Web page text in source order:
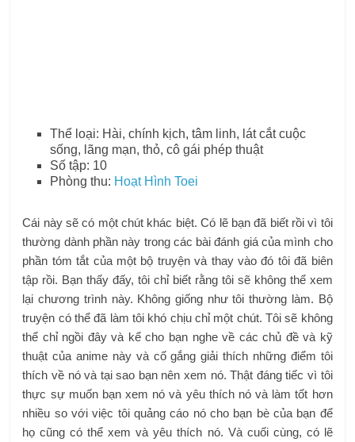
Thể loại: Hài, chính kịch, tâm linh, lát cắt cuộc
sống, lãng mạn, thỏ, cô gái phép thuật
Số tập: 10
Phòng thu: Hoạt Hình Toei
Cái này sẽ có một chút khác biệt. Có lẽ bạn đã biết rồi vì tôi
thường dành phần này trong các bài đánh giá của mình cho
phần tóm tắt của một bộ truyện và thay vào đó tôi đã biên
tập rồi. Bạn thấy đấy, tôi chỉ biết rằng tôi sẽ không thể xem
lại chương trình này. Không giống như tôi thường làm. Bộ
truyện có thể đã làm tôi khó chịu chỉ một chút. Tôi sẽ không
thể chỉ ngồi đây và kể cho bạn nghe về các chủ đề và kỹ
thuật của anime này và cố gắng giải thích những điểm tôi
thích về nó và tại sao bạn nên xem nó. Thật đáng tiếc vì tôi
thực sự muốn bạn xem nó và yêu thích nó và làm tốt hơn
nhiều so với việc tôi quảng cáo nó cho bạn bè của bạn để
họ cũng có thể xem và yêu thích nó. Và cuối cùng, có lẽ